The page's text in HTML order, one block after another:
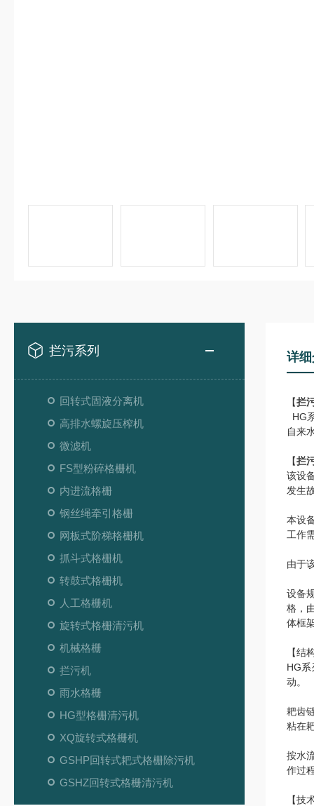
拦污系列
回转式固液分离机
高排水螺旋压榨机
微滤机
FS型粉碎格栅机
内进流格栅
钢丝绳牵引格栅
网板式阶梯格栅机
抓斗式格栅机
转鼓式格栅机
人工格栅机
旋转式格栅清污机
机械格栅
拦污机
雨水格栅
HG型格栅清污机
XQ旋转式格栅机
GSHP回转式耙式格栅除污机
GSHZ回转式格栅清污机
详
【拦
HG
自来
【拦
该设
发生
本设
工作
由于
设备
格，
体框
【结
HG
动。
耙齿
粘在
按水
作过
【技